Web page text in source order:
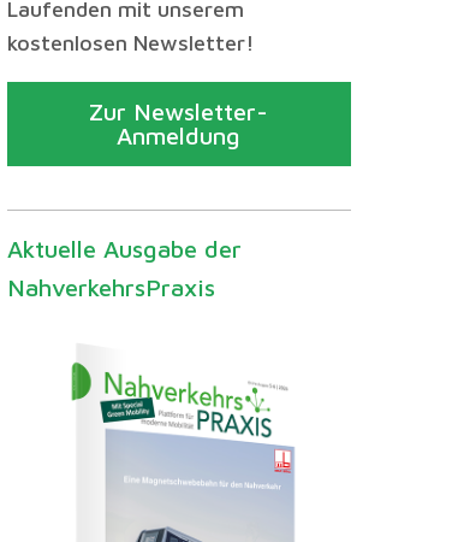
Laufenden mit unserem
kostenlosen Newsletter!
Zur Newsletter-
Anmeldung
Aktuelle Ausgabe der
NahverkehrsPraxis